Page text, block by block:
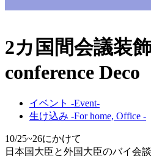
2カ国間会議装
conference Deco
イベント -Event-
生け込み -For home, Office -
10/25~26にかけて
日本国大臣と外国大臣のバイ会